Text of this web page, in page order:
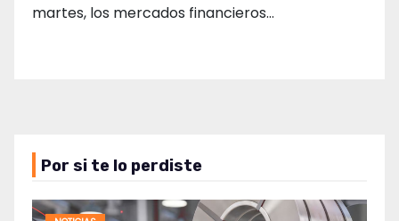
martes, los mercados financieros…
Por si te lo perdiste